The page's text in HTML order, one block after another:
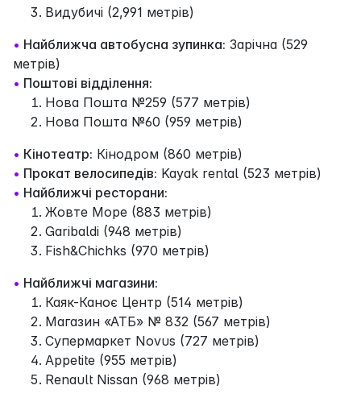
Видубичі (2,991 метрів)
• Найближча автобусна зупинка: Зарічна (529
метрів)
• Поштові відділення:
Нова Пошта №259 (577 метрів)
Нова Пошта №60 (959 метрів)
• Кінотеатр: Кінодром (860 метрів)
• Прокат велосипедів: Kayak rental (523 метрів)
• Найближчі ресторани:
Жовте Море (883 метрів)
Garibaldi (948 метрів)
Fish&Chichks (970 метрів)
• Найближчі магазини:
Каяк-Каноє Центр (514 метрів)
Магазин «АТБ» № 832 (567 метрів)
Супермаркет Novus (727 метрів)
Appetite (955 метрів)
Renault Nissan (968 метрів)